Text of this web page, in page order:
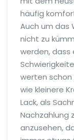
häufig
Auch um das
nicht zu
werden, dass
werten schon
wie kleinere
Lack, als
Nachzahlung
anzusehen,